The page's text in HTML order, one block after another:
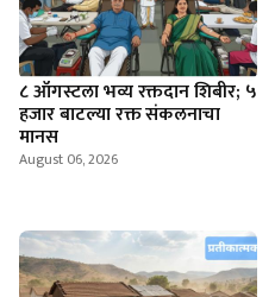
८ ऑगस्टला भव्य रक्तदान शिबीर; ५
हजार बाटल्या रक्त संकलनाचा
मानस
August 06, 2026